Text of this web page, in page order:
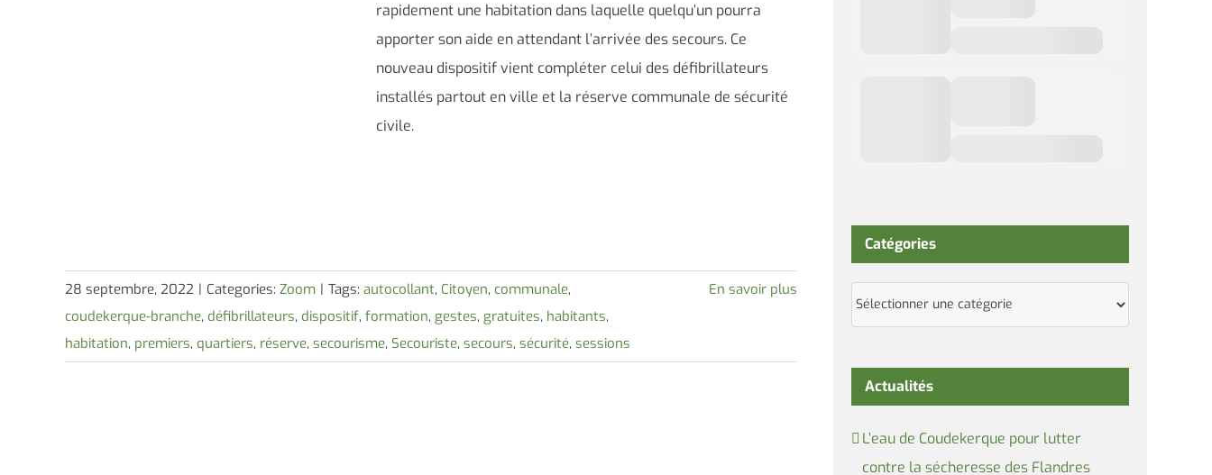
rapidement une habitation dans laquelle quelqu’un pourra
apporter son aide en attendant l’arrivée des secours. Ce
nouveau dispositif vient compléter celui des défibrillateurs
installés partout en ville et la réserve communale de sécurité
civile.
28 septembre, 2022 | Categories: Zoom | Tags: autocollant, Citoyen, communale,
coudekerque-branche, défibrillateurs, dispositif, formation, gestes, gratuites, habitants,
habitation, premiers, quartiers, réserve, secourisme, Secouriste, secours, sécurité, sessions
En savoir plus
Catégories
Catégories
Actualités
L’eau de Coudekerque pour lutter
contre la sécheresse des Flandres